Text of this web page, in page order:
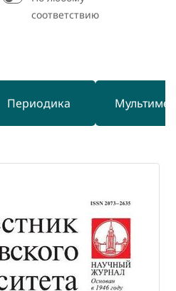
соответствию
Периодика